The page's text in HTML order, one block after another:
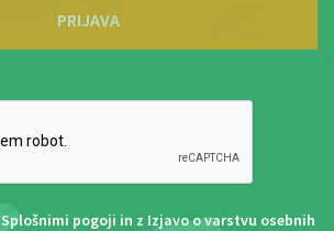
PRIJAVA
Splošnimi pogoji in z Izjavo o varstvu osebnih